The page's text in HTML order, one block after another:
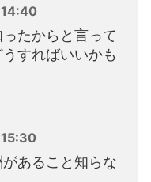
たからと言って
すればいいかも
あること知らな